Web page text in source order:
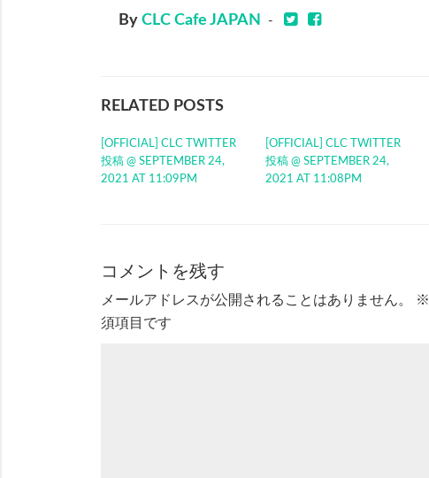
By CLC Cafe JAPAN -
RELATED POSTS
[OFFICIAL] CLC TWITTER
投稿 @ SEPTEMBER 24,
2021 AT 11:09PM
[OFFICIAL] CLC TWITTER
投稿 @ SEPTEMBER 24,
2021 AT 11:08PM
コメントを残す
メールアドレスが公開されることはありません。 ※
須項目です